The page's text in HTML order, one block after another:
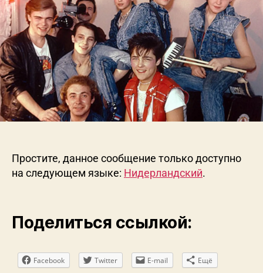
v
e
r
y
n
s
Простите, данное сообщение только доступно
на следующем языке: Нидерландский.
Поделиться ссылкой:
Facebook Twitter E-mail Ещё